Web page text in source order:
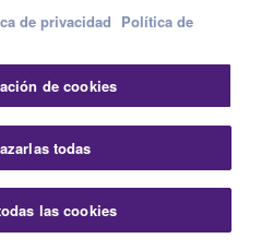
negro o blanco
de privacidad Política de
de cookies
todas
las cookies